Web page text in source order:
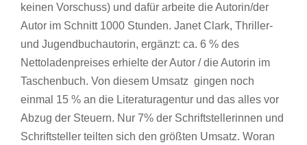
keinen Vorschuss) und dafür arbeite die Autorin/der
Autor im Schnitt 1000 Stunden. Janet Clark, Thriller-
und Jugendbuchautorin, ergänzt: ca. 6 % des
Nettoladenpreises erhielte der Autor / die Autorin im
Taschenbuch. Von diesem Umsatz gingen noch
einmal 15 % an die Literaturagentur und das alles vor
Abzug der Steuern. Nur 7% der Schriftstellerinnen und
Schriftsteller teilten sich den größten Umsatz. Woran